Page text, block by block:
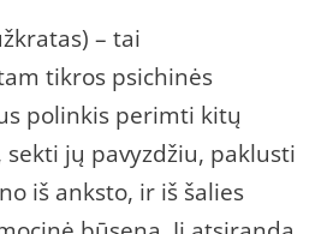
– tai
tikros psichinės
polinkis perimti kitų
sekti jų pavyzdžiu, paklusti
iš anksto, ir iš šalies